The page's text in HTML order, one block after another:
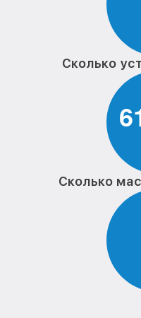
Сколько
6
Сколько